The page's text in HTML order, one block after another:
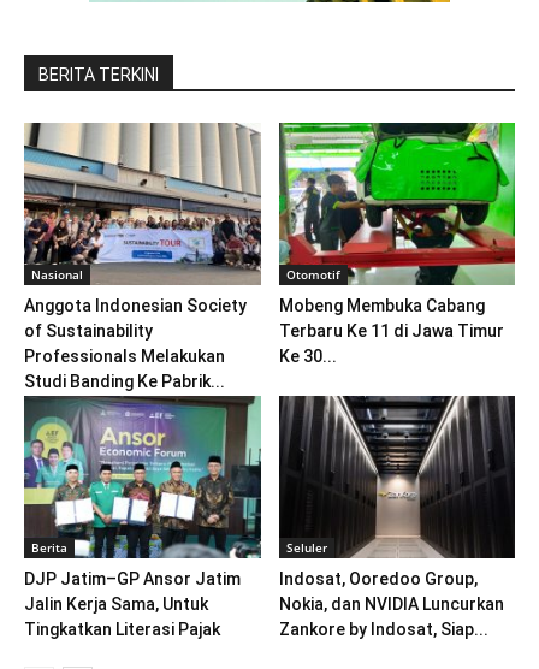
BERITA TERKINI
Nasional
Anggota Indonesian Society
of Sustainability
Professionals Melakukan
Studi Banding Ke Pabrik...
Otomotif
Mobeng Membuka Cabang
Terbaru Ke 11 di Jawa Timur
Ke 30...
Berita
DJP Jatim–GP Ansor Jatim
Jalin Kerja Sama, Untuk
Tingkatkan Literasi Pajak
Seluler
Indosat, Ooredoo Group,
Nokia, dan NVIDIA Luncurkan
Zankore by Indosat, Siap...